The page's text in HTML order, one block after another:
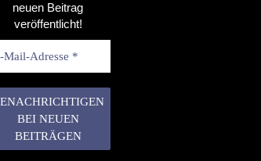
neuen Beitrag
veröffentlicht!